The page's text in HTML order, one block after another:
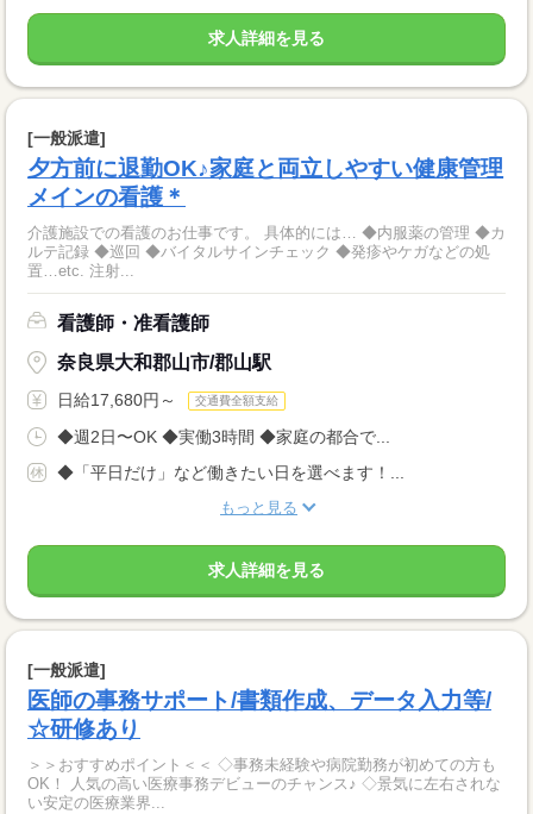
求人詳細を見る
[一般派遣]
夕方前に退勤OK♪家庭と両立しやすい健康管理
メインの看護＊
介護施設での看護のお仕事です。 具体的には… ◆内服薬の管理 ◆カ
ルテ記録 ◆巡回 ◆バイタルサインチェック ◆発疹やケガなどの処
置…etc. 注射...
看護師・准看護師
奈良県大和郡山市/郡山駅
日給17,680円～ 交通費全額支給
◆週2日〜OK ◆実働3時間 ◆家庭の都合で...
◆「平日だけ」など働きたい日を選べます！...
もっと見る
求人詳細を見る
[一般派遣]
医師の事務サポート/書類作成、データ入力等/
☆研修あり
＞＞おすすめポイント＜＜ ◇事務未経験や病院勤務が初めての方も
OK！ 人気の高い医療事務デビューのチャンス♪ ◇景気に左右されな
い安定の医療業界...